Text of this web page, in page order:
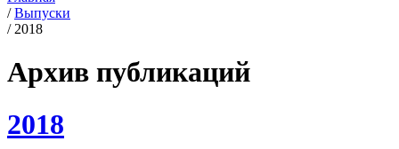
/ Выпуски
/ 2018
Архив публикаций
2018